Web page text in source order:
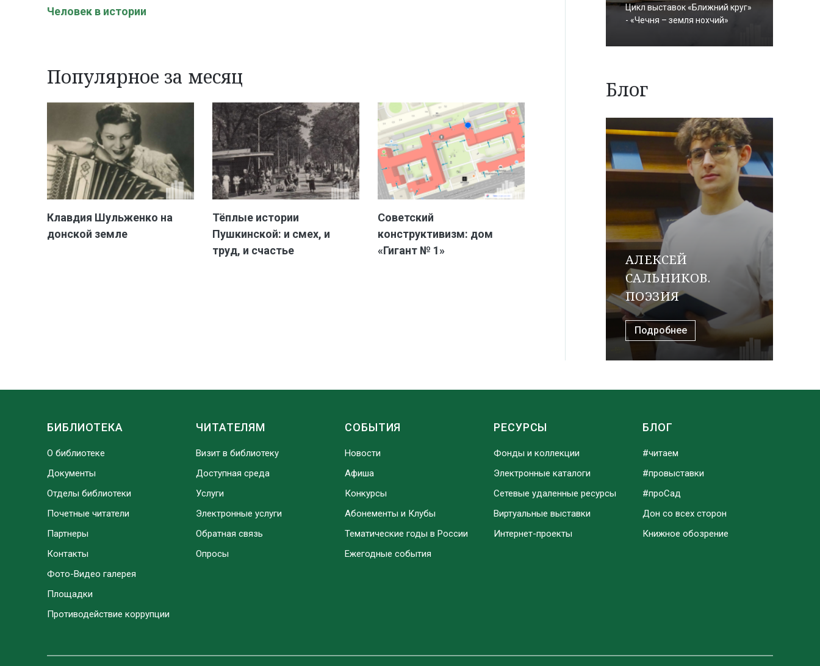
Человек в истории
Популярное за месяц
Клавдия Шульженко на
донской земле
Тёплые истории
Пушкинской: и смех, и
труд, и счастье
Советский
конструктивизм: дом
«Гигант № 1»
Цикл выставок «Ближний круг»
- «Чечня – земля нохчий»
Блог
АЛЕКСЕЙ
САЛЬНИКОВ.
ПОЭЗИЯ
Подробнее
БИБЛИОТЕКА
О библиотеке
Документы
Отделы библиотеки
Почетные читатели
Партнеры
Контакты
Фото-Видео галерея
Площадки
Противодействие коррупции
ЧИТАТЕЛЯМ
Визит в библиотеку
Доступная среда
Услуги
Электронные услуги
Обратная связь
Опросы
СОБЫТИЯ
Новости
Афиша
Конкурсы
Абонементы и Клубы
Тематические годы в России
Ежегодные события
РЕСУРСЫ
Фонды и коллекции
Электронные каталоги
Сетевые удаленные ресурсы
Виртуальные выставки
Интернет-проекты
БЛОГ
#читаем
#провыставки
#проСад
Дон со всех сторон
Книжное обозрение